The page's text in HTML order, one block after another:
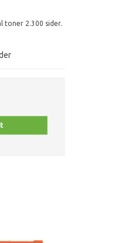
toner 2.300 sider.